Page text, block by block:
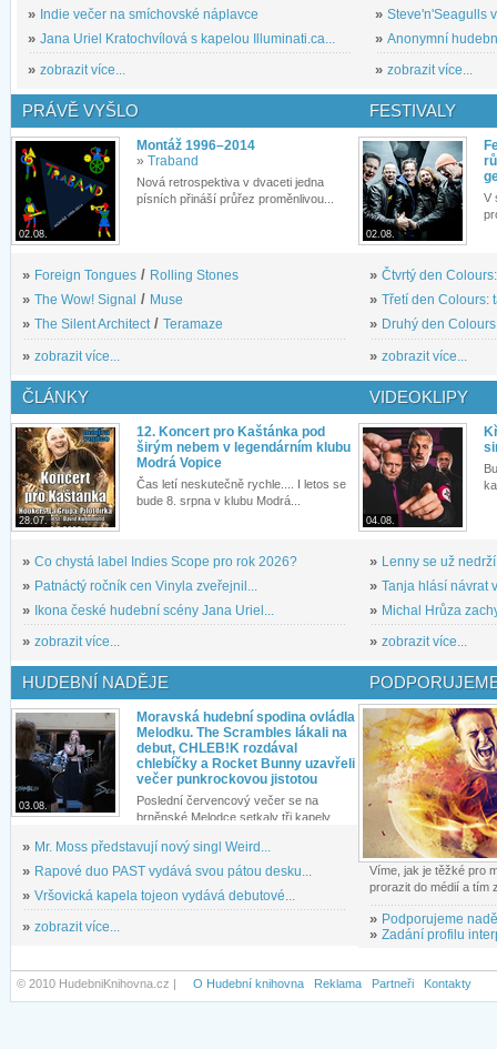
» Indie večer na smíchovské náplavce
» Jana Uriel Kratochvílová s kapelou Illuminati.ca...
» zobrazit více...
» Steve'n'Seagulls
» Anonymní
» zobrazit více...
PRÁVĚ VYŠLO
02.08.
Montáž 1996–2014
» Traband
Nová retrospektiva v dvaceti jedna
písních přináší průřez proměnlivou...
» Foreign Tongues / Rolling Stones
» The Wow! Signal / Muse
» The Silent Architect/ Teramaze
» zobrazit více...
FESTIVALY
02.08.
V
» Čtvrtý den
» Třetí den Colours:
» Druhý den
» zobrazit více...
ČLÁNKY
28.07.
12. Koncert pro Kaštánka pod
širým nebem v legendárním klubu
Modrá Vopice
Čas letí neskutečně rychle.... I letos se
bude 8. srpna v klubu Modrá...
» Co chystá label Indies Scope pro rok 2026?
» Patnáctý ročník cen Vinyla zveřejnil...
» Ikona české hudební scény Jana Uriel...
» zobrazit více...
VIDEOKLIPY
04.08.
» Lenny se už
» Tanja hlásí návrat
» Michal Hrůza
» zobrazit více...
HUDEBNÍ NADĚJE
03.08.
Moravská hudební spodina ovládla
Melodku. The Scrambles lákali na
debut, CHLEB!K rozdával
chlebíčky a Rocket Bunny uzavřeli
večer punkrockovou jistotou
Poslední červencový večer se na
brněnské Melodce setkaly tři kapely...
» Mr. Moss představují nový singl Weird...
» Rapové duo PAST vydává svou pátou desku...
» Vršovická kapela tojeon vydává debutové...
» zobrazit více...
Víme, jak je těžké pro
prorazit do médií a tím
» Podporujeme
» Zadání profilu
© 2010 HudebniKnihovna.cz | O Hudební knihovna Reklama Partneři Kontakty